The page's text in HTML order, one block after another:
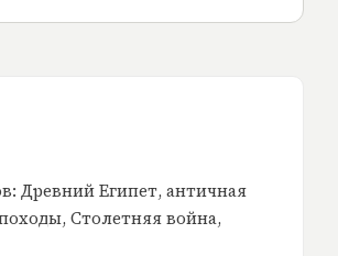
Древний Египет, античная
Столетняя война,